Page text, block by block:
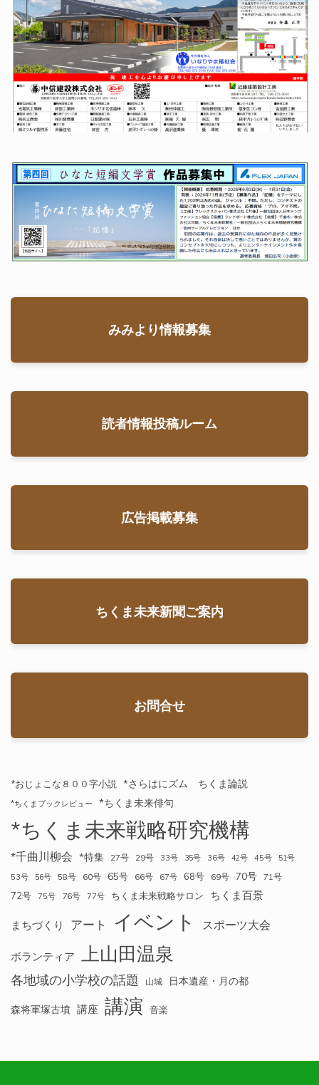
みみより情報募集
読者情報投稿ルーム
広告掲載募集
ちくま未来新聞ご案内
お問合せ
*おじょこな８００字小説 *さらはにズム ちくま論説
*ちくまブックレビュー *ちくま未来俳句
*ちくま未来戦略研究機構
*千曲川柳会 *特集 27号 29号 33号 35号 36号 42号 45号
51号
53号
56号 58号 60号 65号 66号 67号 68号 69号 70号 71号
72号 75号 76号 77号 ちくま未来戦略サロン ちくま百景
まちづくり アート イベント スポーツ大会
ボランティア 上山田温泉
各地域の小学校の話題 山城 日本遺産・月の都
森将軍塚古墳 講座 講演 音楽